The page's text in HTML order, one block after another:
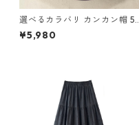
選べるカラバリ カンカン帽 5c
ol Y 260035
¥5,980